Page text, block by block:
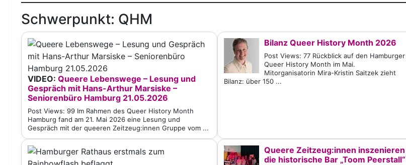
Schwerpunkt: QHM
VIDEO: Queere Lebenswege – Lesung und
Gespräch mit Hans-Arthur Marsiske –
Seniorenbüro Hamburg 21.05.2026
Post Views: 99 Im Rahmen des Queer History Month
Hamburg fand am 21. Mai 2026 eine Lesung und
Gespräch mit der queeren Zeitzeug:innen Gruppe vom ...
Bilanz Queer History Month 2026
Post Views: 77 Rückblick auf den Hamburger
Queer History Month im Mai.
Mitorganisatorin Mira-Kristin Saitzek zieht
Bilanz: über 150 ...
Queere Zeitzeug:innen inszenieren
die historische Bar „Toom Peerstall“